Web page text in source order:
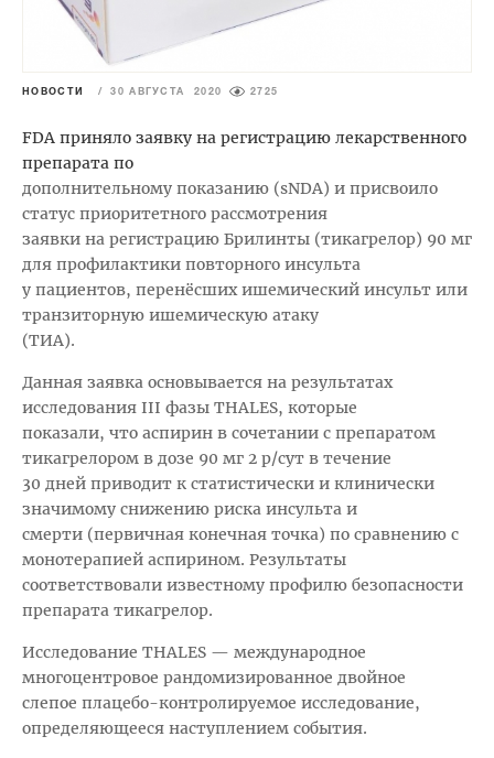
НОВОСТИ / 30 АВГУСТА 2020 2725
FDA приняло заявку на регистрацию лекарственного
препарата по
дополнительному показанию (sNDA) и присвоило
статус приоритетного рассмотрения
заявки на регистрацию Брилинты (тикагрелор) 90 мг
для профилактики повторного инсульта
у пациентов, перенёсших ишемический инсульт или
транзиторную ишемическую атаку
(ТИА).
Данная заявка основывается на результатах
исследования III фазы THALES, которые
показали, что аспирин в сочетании с препаратом
тикагрелором в дозе 90 мг 2 р/сут в течение
30 дней приводит к статистически и клинически
значимому снижению риска инсульта и
смерти (первичная конечная точка) по сравнению с
монотерапией аспирином. Результаты
соответствовали известному профилю безопасности
препарата тикагрелор.
Исследование THALES — международное
многоцентровое рандомизированное двойное
слепое плацебо-контролируемое исследование,
определяющееся наступлением события.